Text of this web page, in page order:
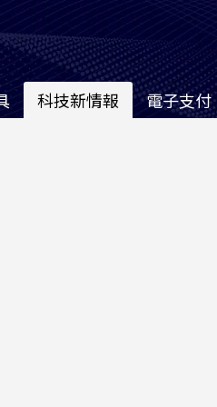
科技新情報 電子支付